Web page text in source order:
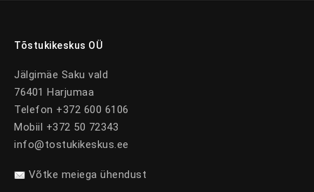
Tõstukikeskus OÜ
Jälgimäe Saku vald
76401 Harjumaa
Telefon +372 600 6106
Mobiil +372 50 72343
info@tostukikeskus.ee
Võtke meiega ühendust